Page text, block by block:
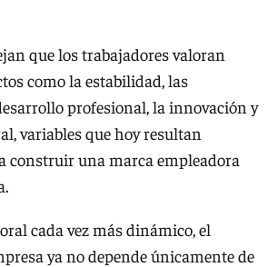
que los trabajadores valoran
como la estabilidad, las
profesional, la innovación y
variables que hoy resultan
construir una marca empleadora
cada vez más dinámico, el
ya no depende únicamente de